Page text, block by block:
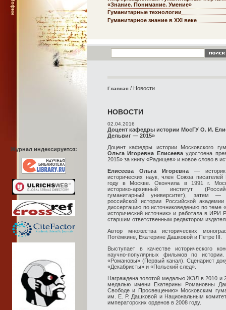
Журнал индексируется:
«Знание. Понимание. Умение»
Гуманитарные технологии
Гуманитарное знание в XXI веке
Главная / Новости
НОВОСТИ
02.04.2016
Доцент кафедры истории МосГУ О. И.
Дельвиг — 2015»
Доцент кафедры истории Московского
Ольга Игоревна Елисееваудостоена
2015» за книгу «Радищев» и новое слово в
Елисеева Ольга Игоревна — историк
исторических наук, член Союза
году в Москве. Окончила в 1991 г.
историко-архивный институт
гуманитарный университет), затем —
российской истории Российской
диссертацию по источниковедению по теме
исторический источник» и работала в
старшим ответственным редактором
Автор множества исторических
Потёмкине, Екатерине Дашковой и Петре III.
Выступает в качестве исторического
научно-популярных фильмов по истории.
«Романовы» (Первый канал). Сценарист
«Декабристы» и «Польский след».
Награждена золотой медалью ЖЗЛ в 2010 и
медалью имени Екатерины Романовны
Свободе и Просвещению» Московским
им. Е. Р. Дашковой и Национальным
императорских орденов в 2008 году.